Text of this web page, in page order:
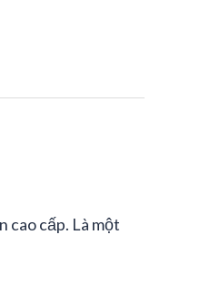
cao cấp. Là một